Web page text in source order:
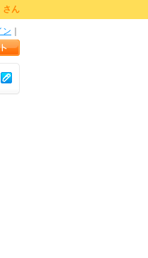
さん
ン